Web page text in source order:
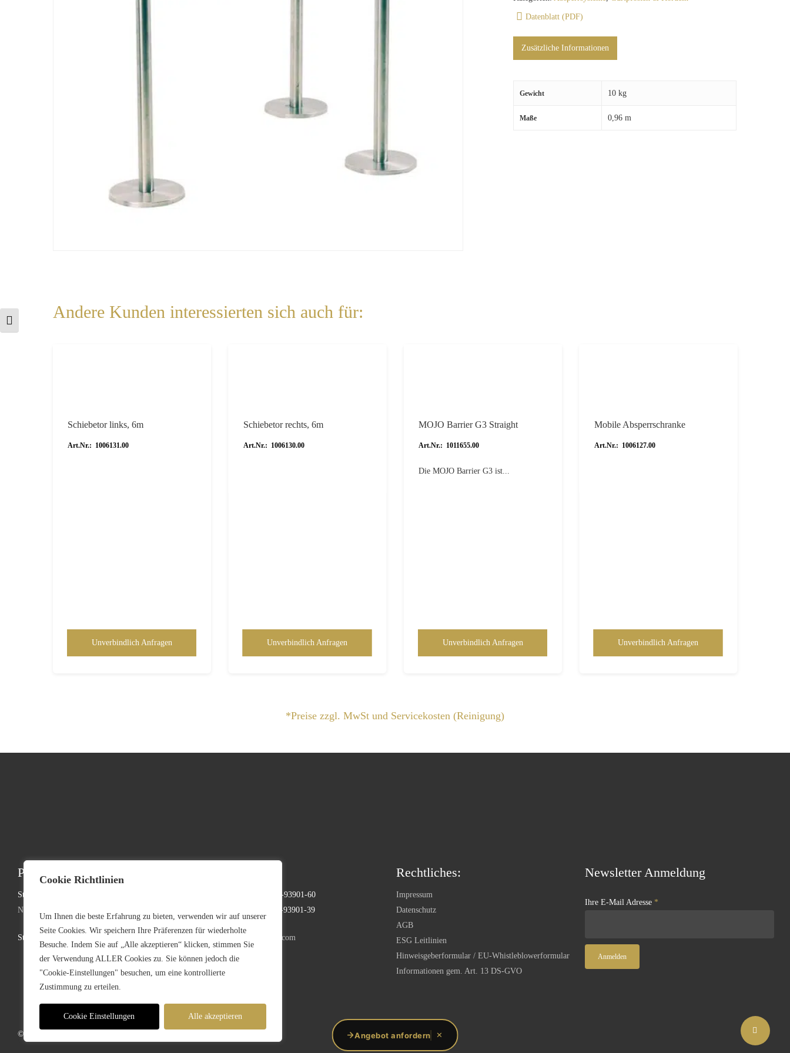
Cookie Richtlinien
Um Ihnen die beste Erfahrung zu bieten, verwenden wir auf unserer
Seite Cookies. Wir speichern Ihre Präferenzen für wiederholte
Besuche. Indem Sie auf „Alle akzeptieren“ klicken, stimmen Sie
der Verwendung ALLER Cookies zu. Sie können jedoch die
"Cookie-Einstellungen" besuchen, um eine kontrollierte
Zustimmung zu erteilen.
Cookie Einstellungen Alle akzeptieren
Schrift vergrößern
Datenblatt (PDF)
Zusätzliche Informationen
Gewicht 10 kg
Maße 0,96 m
Andere Kunden interessierten sich auch für:
Schiebetor links, 6m
Art.Nr.: 1006131.00
Unverbindlich Anfragen
Schiebetor rechts, 6m
Art.Nr.: 1006130.00
Unverbindlich Anfragen
MOJO Barrier G3 Straight
Art.Nr.: 1011655.00
Die MOJO Barrier G3 ist...
Unverbindlich Anfragen
Mobile Absperrschranke
Art.Nr.: 1006127.00
Unverbindlich Anfragen
*Preise zzgl. MwSt und Servicekosten (Reinigung)
Professionelle Event-Infrastruktur
Standorte:
Nürnberg | München | Köln | Hannover
Stammsitz: Faber-Castell-Str. 11-20, D-90602 Pyrbaum
Telefon: +49 (0) 9180-93901-60
Telefax: +49 (0) 9180-93901-39
germany@mojorental.com
Rechtliches:
Impressum
Datenschutz
AGB
ESG Leitlinien
Hinweisgeberformular / EU-Whistleblowerformular
Informationen gem. Art. 13 DS-GVO
Newsletter Anmeldung
Ihre E-Mail Adresse *
© 2026 MOJO Rental Germany – Part of the Angebot anfordern ✕